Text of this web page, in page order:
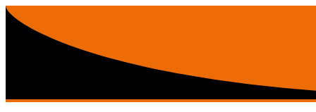
Ir
para